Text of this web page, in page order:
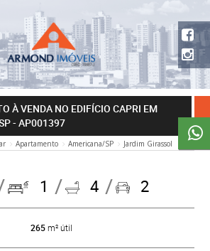
À VENDA NO EDIFÍCIO CAPRI EM
- AP001397
Apartamento Americana/SP Jardim Girassol
1 4 2
265m² útil